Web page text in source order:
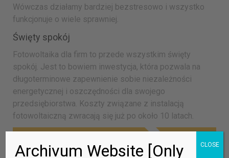
Wówczas działamy bardziej bezstresowo i wszystko
funkcjonuje o wiele sprawniej.
Święty spokój
Fotowoltaika dla firm to przede wszystkim święty
spokój. Jest to bowiem inwestycja, która pozwala na
długoterminowe zapewnienie sobie niezależności
energetycznej i oszczędności dla swojego
przedsiębiorstwa. Koszty związane z instalacją
fotowoltaiczną zwracają się już po około 10 latach.
Archivum Website [Only CLOSE